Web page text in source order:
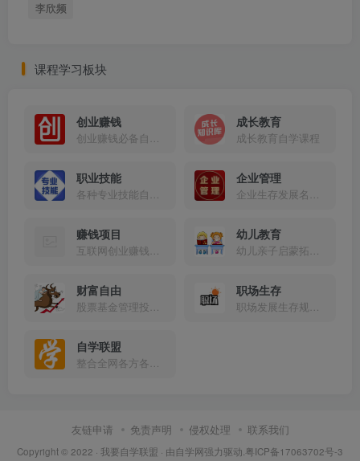
李欣频
课程学习板块
创业赚钱
创业赚钱必备自学课程
成长教育
成长教育自学课程
职业技能
各种专业技能自学课程
企业管理
企业生存发展名师讲座课程
赚钱项目
互联网创业赚钱副业项目
幼儿教育
幼儿亲子启蒙拓展学习课程
财富自由
股票基金管理投资理财学习课程
职场生存
职场发展生存规划讲座学习课程
自学联盟
整合全网各方各类精品学习课程分享！
友链申请 免责声明 侵权处理 联系我们
Copyright © 2022 · 我要自学联盟 · 由自学网强力驱动. 粤ICP备17063702号-3